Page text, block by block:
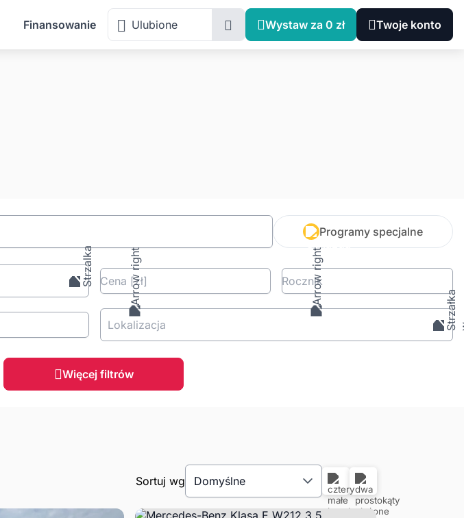
Finansowanie Ulubione Wystaw za 0 zł Twoje konto
Programy specjalne
Cena [zł] Rocznik
Lokalizacja
Więcej filtrów
Sortuj wg Domyślne